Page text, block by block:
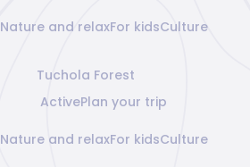
Nature and relaxFor kidsCulture
Tuchola Forest
ActivePlan your trip
Nature and relaxFor kidsCulture